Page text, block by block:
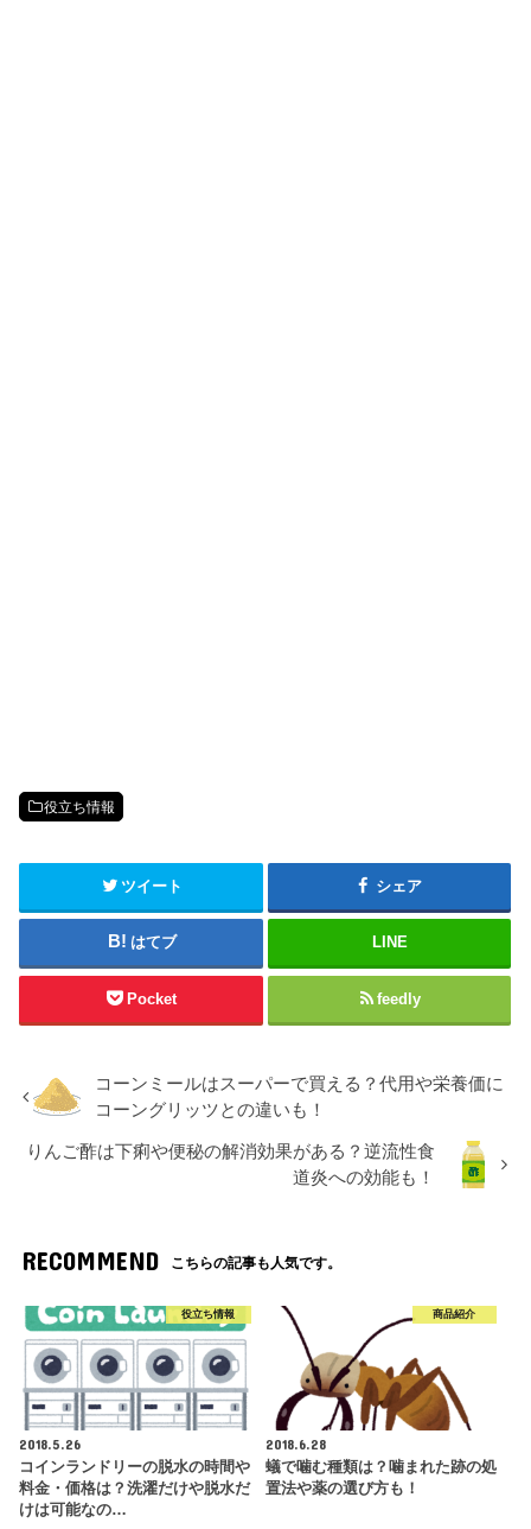
役立ち情報
ツイート シェア
はてブ LINE
Pocket feedly
コーンミールはスーパーで買える？代用や栄養価に
コーングリッツとの違いも！
りんご酢は下痢や便秘の解消効果がある？逆流性食
道炎への効能も！
RECOMMEND こちらの記事も人気です。
役立ち情報
2018.5.26
コインランドリーの脱水の時間や
料金・価格は？洗濯だけや脱水だ
けは可能なの…
商品紹介
2018.6.28
蟻で噛む種類は？噛まれた跡の処
置法や薬の選び方も！